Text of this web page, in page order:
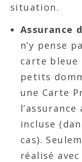
situation.
Assurance
n’y pense
carte bleue
petits
une Carte
incluse
cas).
réalisé